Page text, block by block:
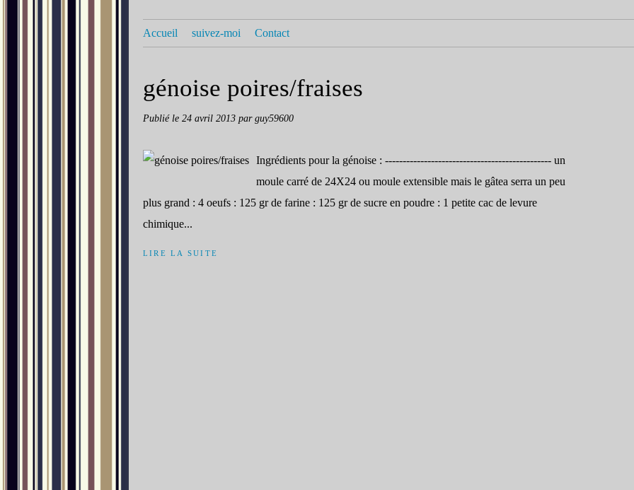
Accueil suivez-moi Contact
génoise poires/fraises
Publié le 24 avril 2013 par guy59600
Ingrédients pour la génoise : ----------------------------------------------- un
moule carré de 24X24 ou moule extensible mais le gâtea serra un peu
plus grand : 4 oeufs : 125 gr de farine : 125 gr de sucre en poudre : 1 petite cac de levure
chimique...
LIRE LA SUITE